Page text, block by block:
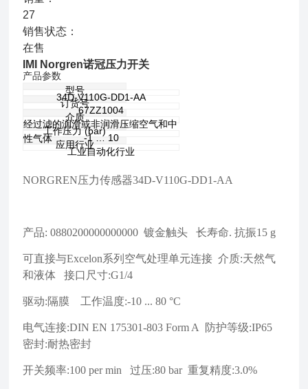
27
销售状态：
在售
IMI Norgren诺冠压力开关
产品参数
型号
34D-V110G-DD1-AA
订货号
67ZZ1004
介质
经过滤的润滑或非润滑压缩空气和中
性气体
工作压力 (bar)
-1 … 10
应用行业
工业自动化行业
NORGREN压力传感器34D-V110G-DD1-AA
产品: 0880200000000000 镀金触头 长寿命. 抗振15 g
可直接与Excelon系列空气处理单元连接 介质:天然气
和液体 接口尺寸:G1/4
驱动:隔膜 工作温度:-10 ... 80 °C
电气连接:DIN EN 175301-803 Form A 防护等级:IP65
密封:耐热密封
开关频率:100 per min 过压:80 bar 重复精度:3.0%